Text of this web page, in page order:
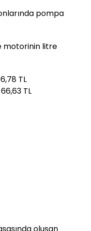
pompa
motorinin litre
TL
66,63 TL
oluşan